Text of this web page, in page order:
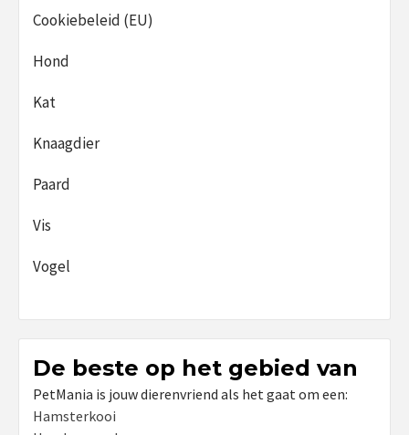
Cookiebeleid (EU)
Hond
Kat
Knaagdier
Paard
Vis
Vogel
De beste op het gebied van
PetMania is jouw dierenvriend als het gaat om een:
Hamsterkooi